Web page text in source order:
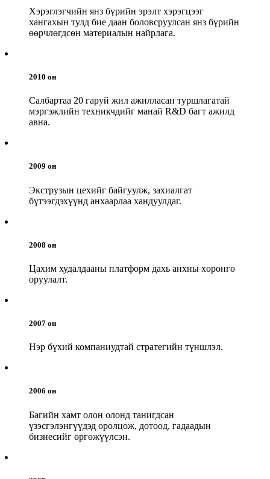
Хэрэглэгчийн янз бүрийн эрэлт хэрэгцээг
хангахын тулд бие даан боловсруулсан янз бүрийн
өөрчлөгдсөн материалын найрлага.
2010 он
Салбартаа 20 гаруй жил ажилласан туршлагатай
мэргэжлийн техникчдийг манай R&D багт ажилд
авна.
2009 он
Экструзын цехийг байгуулж, захиалгат
бүтээгдэхүүнд анхаарлаа хандуулдаг.
2008 он
Цахим худалдааны платформ дахь анхны хөрөнгө
оруулалт.
2007 он
Нэр бүхий компаниудтай стратегийн түншлэл.
2006 он
Багийн хамт олон олонд танигдсан
үзэсгэлэнгүүдэд оролцож, дотоод, гадаадын
бизнесийг өргөжүүлсэн.